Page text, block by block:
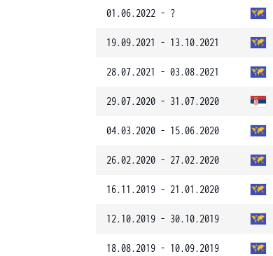
01.06.2022 - ?
19.09.2021 - 13.10.2021
28.07.2021 - 03.08.2021
29.07.2020 - 31.07.2020
04.03.2020 - 15.06.2020
26.02.2020 - 27.02.2020
16.11.2019 - 21.01.2020
12.10.2019 - 30.10.2019
18.08.2019 - 10.09.2019